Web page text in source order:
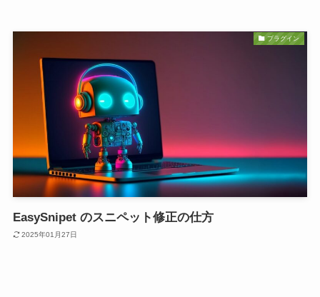
プラグイン
EasySnipet のスニペット修正の仕方
2025年01月27日